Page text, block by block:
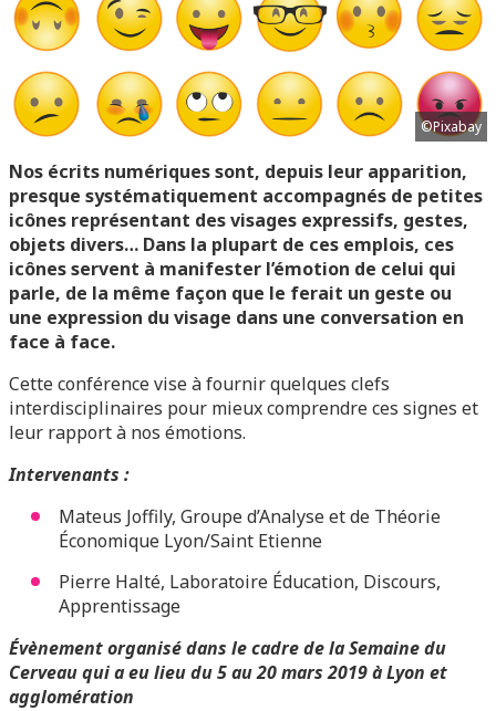
©Pixabay
Nos écrits numériques sont, depuis leur apparition,
presque systématiquement accompagnés de petites
icônes représentant des visages expressifs, gestes,
objets divers… Dans la plupart de ces emplois, ces
icônes servent à manifester l’émotion de celui qui
parle, de la même façon que le ferait un geste ou
une expression du visage dans une conversation en
face à face.
Cette conférence vise à fournir quelques clefs
interdisciplinaires pour mieux comprendre ces signes et
leur rapport à nos émotions.
Intervenants :
Mateus Joffily, Groupe d’Analyse et de Théorie
Économique Lyon/Saint Etienne
Pierre Halté, Laboratoire Éducation, Discours,
Apprentissage
Évènement organisé dans le cadre de la Semaine du
Cerveau qui a eu lieu du 5 au 20 mars 2019 à Lyon et
agglomération